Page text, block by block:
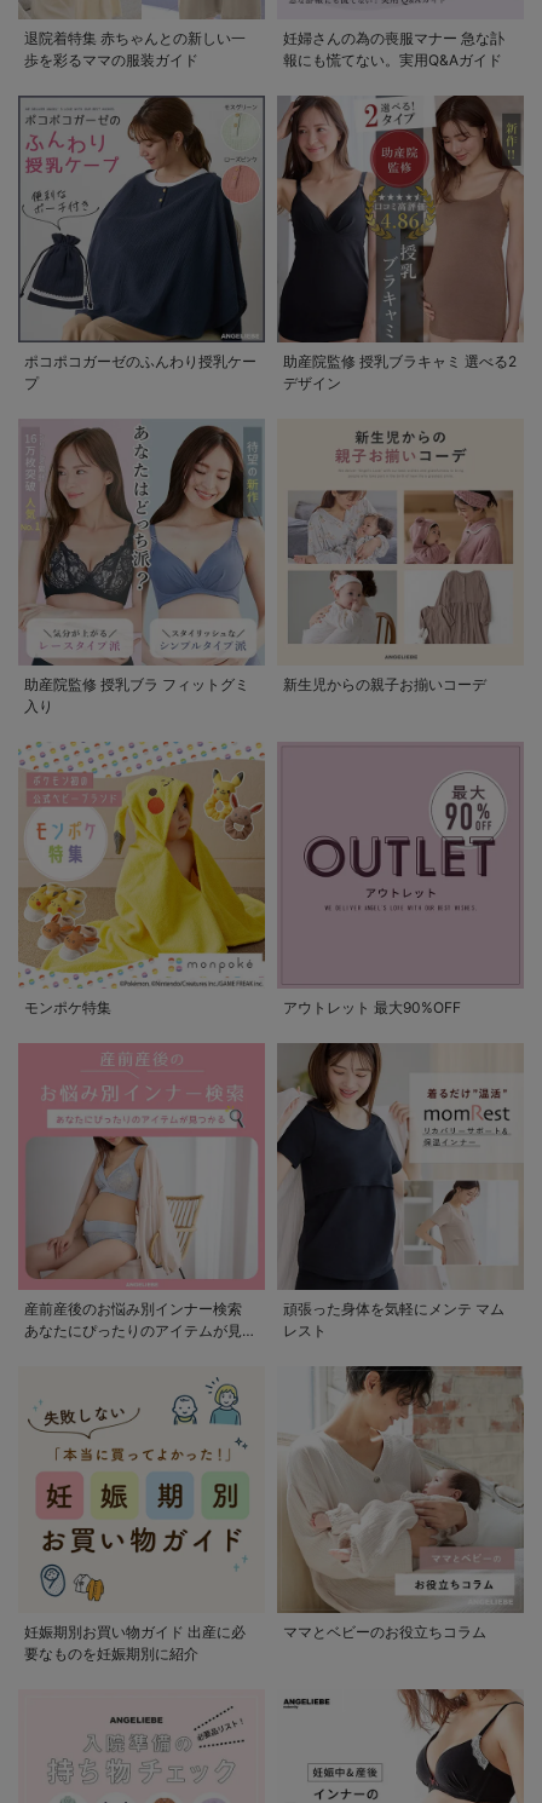
退院着特集 赤ちゃんとの新しい一
歩を彩るママの服装ガイド
妊婦さんの為の喪服マナー 急な訃
報にも慌てない。実用Q&Aガイド
ポコポコガーゼのふんわり授乳ケー
プ
助産院監修 授乳ブラキャミ 選べる2
デザイン
助産院監修 授乳ブラ フィットグミ
入り
新生児からの親子お揃いコーデ
モンポケ特集 アウトレット 最大90%OFF
産前産後のお悩み別インナー検索
あなたにぴったりのアイテムが見つ
頑張った身体を気軽にメンテ マム
レスト
妊娠期別お買い物ガイド 出産に必
要なものを妊娠期別に紹介
ママとベビーのお役立ちコラム